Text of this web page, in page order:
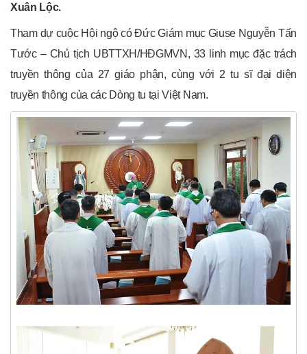
Xuân Lộc.
Tham dự cuộc Hội ngộ có Đức Giám mục Giuse Nguyễn Tấn
Tước – Chủ tịch UBTTXH/HĐGMVN, 33 linh mục đặc trách
truyền thông của 27 giáo phận, cùng với 2 tu sĩ đại diện
truyền thông của các Dòng tu tại Việt Nam.